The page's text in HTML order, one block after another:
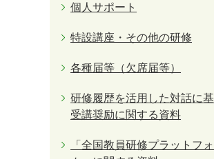
個人サポート
特設講座・その他の研修
各種届等（欠席届等）
研修履歴を活用した対話に基
受講奨励に関する資料
「全国教員研修プラットフ